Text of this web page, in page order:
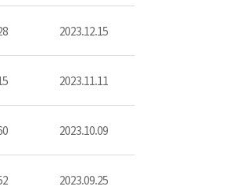
2023.12.15
2023.11.11
2023.10.09
2023.09.25